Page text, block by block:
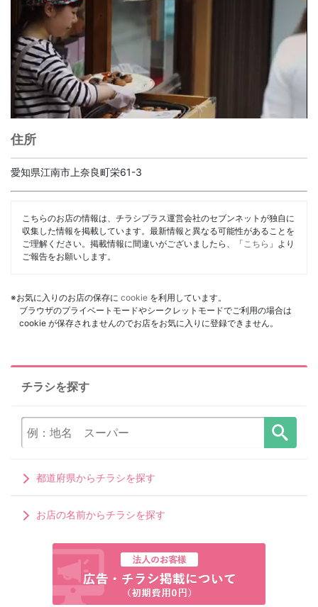
住所
愛知県江南市上奈良町栄61-3
こちらのお店の情報は、チラシプラス運営会社のセブンネットが独自に
収集した情報を掲載しています。最新情報と異なる可能性があることを
ご理解ください。掲載情報に間違いがございましたら、「 こちら 」より
ご報告をお願いします。
※お気に入りのお店の保存に cookie を利用しています。
ブラウザのプライベートモードやシークレットモードでご利用の場合は
cookie が保存されませんのでお店をお気に入りに登録できません。
チラシを探す
都道府県からチラシを探す
お店の名前からチラシを探す